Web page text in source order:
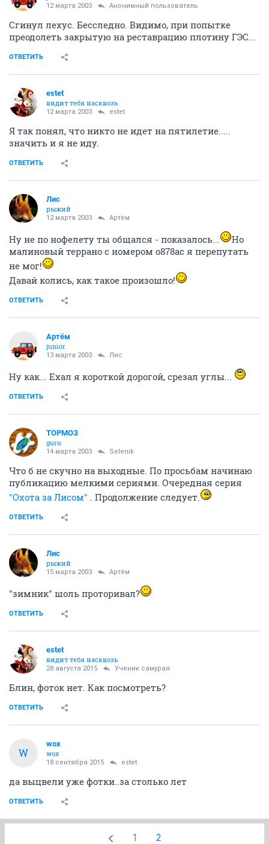
12 марта 2003 Анонимный пользователь
Сгинул лехус. Бесследно. Видимо, при попытке
преодолеть закрытую на реставрацию плотину ГЭС...
ОТВЕТИТЬ
estet
видит тебя насквозь
12 марта 2003 estet
Я так понял, что никто не идет на пятилетие.....
значить и я не иду.
ОТВЕТИТЬ
Лис
рыжий
12 марта 2003 Артём
Ну не по нофелету ты общался - показалось...
Но
малиновый террано с номером о878ас я перепутать
не мог!
Давай колись, как такое произошло!
ОТВЕТИТЬ
Артём
juniоr
13 марта 2003 Лис
Ну как... Ехал я короткой дорогой, срезал углы...
ОТВЕТИТЬ
ТОРМОЗ
guru
14 марта 2003 Selenik
Что б не скучно на выходные. По просьбам начинаю
публикацию мелкими сериями. Очередная серия
"Охота за Лисом" . Продолжение следует.
ОТВЕТИТЬ
Лис
рыжий
15 марта 2003 Артём
"зимник" шоль проторивал?
ОТВЕТИТЬ
estet
видит тебя насквозь
28 августа 2015 Ученик самурая
Блин, фоток нет. Как посмотреть?
ОТВЕТИТЬ
W
wox
wox
18 сентября 2015 estet
да выцвели уже фотки..за столько лет
ОТВЕТИТЬ
1 2